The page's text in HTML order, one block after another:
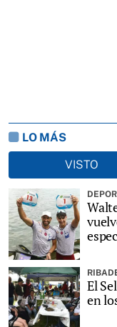
LO MÁS
VISTO
El
en